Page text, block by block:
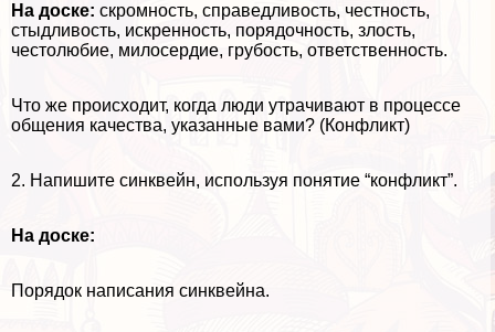
На доске: скромность, справедливость, честность,
стыдливость, искренность, порядочность, злость,
честолюбие, милосердие, грубость, ответственность.
Что же происходит, когда люди утрачивают в процессе
общения качества, указанные вами? (Конфликт)
2. Напишите синквейн, используя понятие “конфликт”.
На доске:
Порядок написания синквейна.